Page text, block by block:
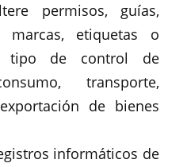
permisos, guías,
marcas, etiquetas o
tipo de control de
transporte,
de bienes
informáticos de